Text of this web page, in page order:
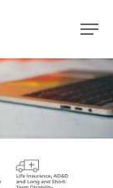
メニュー